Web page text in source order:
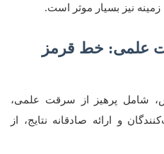
نیز بسیار موثر است.
علمی: خط قرمز
شامل پرهیز از سرقت علمی،
و ارائه صادقانه نتایج، از